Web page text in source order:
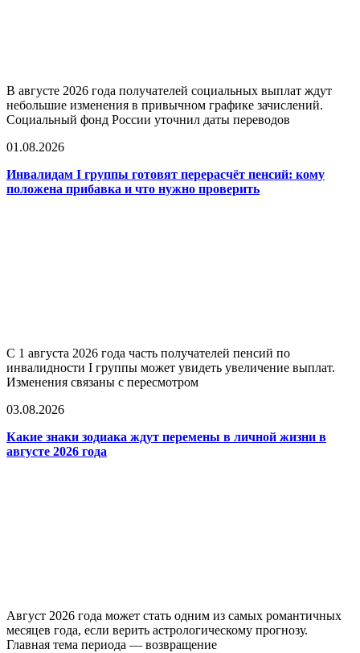
В августе 2026 года получателей социальных выплат ждут
небольшие изменения в привычном графике зачислений.
Социальный фонд России уточнил даты переводов
01.08.2026
Инвалидам I группы готовят перерасчёт пенсий: кому
положена прибавка и что нужно проверить
С 1 августа 2026 года часть получателей пенсий по
инвалидности I группы может увидеть увеличение выплат.
Изменения связаны с пересмотром
03.08.2026
Какие знаки зодиака ждут перемены в личной жизни в
августе 2026 года
Август 2026 года может стать одним из самых романтичных
месяцев года, если верить астрологическому прогнозу.
Главная тема периода — возвращение